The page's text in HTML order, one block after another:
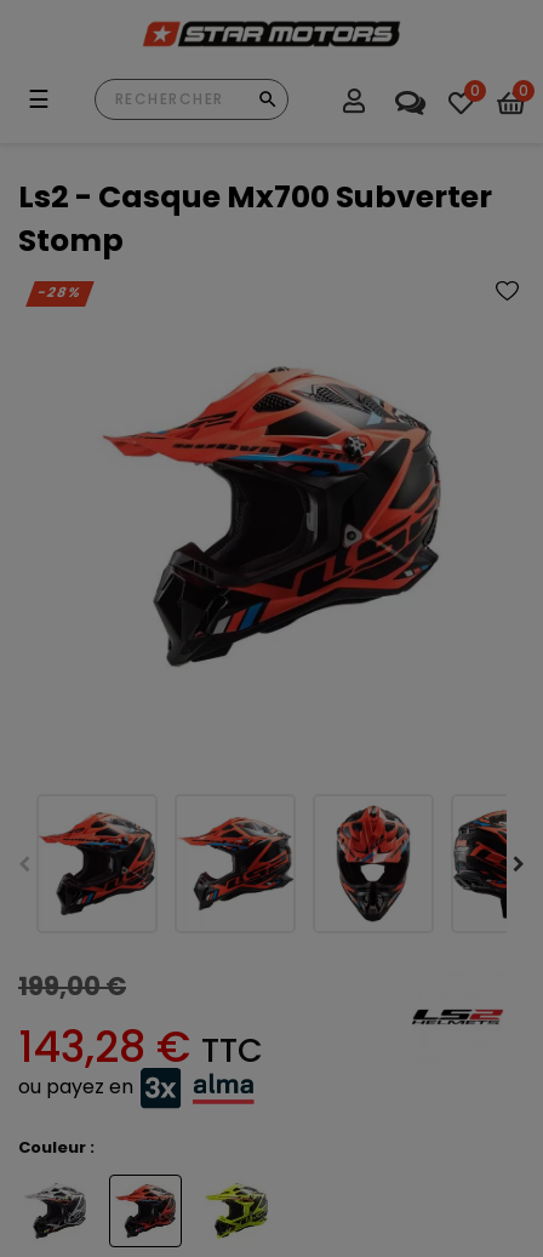
Basculer
☰ 0 0
Ls2 - Casque Mx700 Subverter
Stomp
-28%
199,00 €
143,28 € TTC
ou payez en
Couleur :